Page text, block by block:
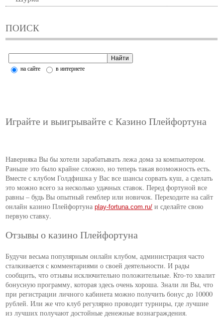
ПОИСК
на сайте в интернете
Играйте и выигрывайте с Казино Плейфортуна
Наверняка Вы бы хотели зарабатывать лежа дома за компьютером.
Раньше это было крайне сложно, но теперь такая возможность есть.
Вместе с клубом Голдфишка у Вас все шансы сорвать куш, а сделать
это можно всего за несколько удачных ставок. Перед фортуной все
равны – будь Вы опытный гемблер или новичок. Переходите на сайт
онлайн казино Плейфортунаplay-fortuna.com.ru/ и сделайте свою
первую ставку.
Отзывы о казино Плейфортуна
Будучи весьма популярным онлайн клубом, администрация часто
сталкивается с комментариями о своей деятельности. И рады
сообщить, что отзывы исключительно положительные. Кто-то хвалит
бонусную программу, которая здесь очень хороша. Знали ли Вы, что
при регистрации личного кабинета можно получить бонус до 10000
рублей. Или же что клуб регулярно проводит турниры, где лучшие
из лучших получают достойные денежные вознаграждения.